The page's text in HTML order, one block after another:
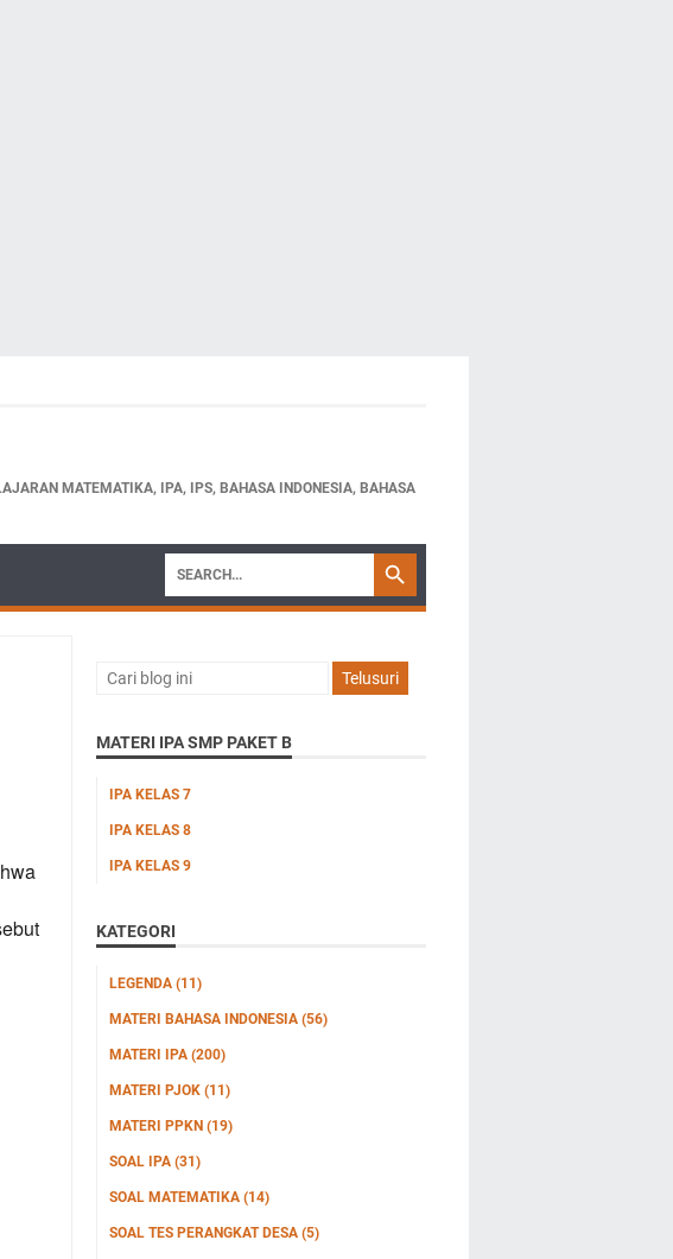
MATEMATIKA, IPA, IPS, BAHASA INDONESIA, BAHASA
MATERI IPA SMP PAKET B
IPA KELAS 7
IPA KELAS 8
IPA KELAS 9
KATEGORI
LEGENDA (11)
MATERI BAHASA INDONESIA (56)
MATERI IPA (200)
MATERI PJOK (11)
MATERI PPKN (19)
SOAL IPA (31)
SOAL MATEMATIKA (14)
SOAL TES PERANGKAT DESA (5)